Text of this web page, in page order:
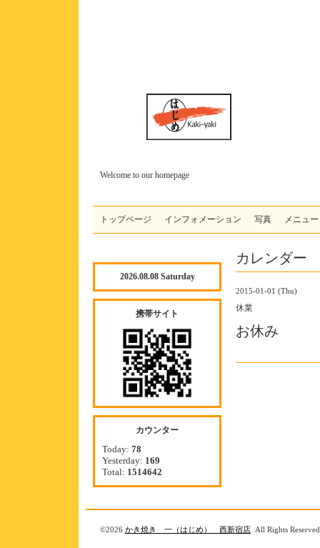
Welcome to our homepage
トップページ インフォメーション 写真 メニュー
カレンダー
2015-01-01 (Thu)
休業
お休み
2026.08.08 Saturday
携帯サイト
カウンター
Today: 78
Yesterday: 169
Total: 1514642
©2026 かき焼き 一（はじめ） 西新宿店 . All Rights